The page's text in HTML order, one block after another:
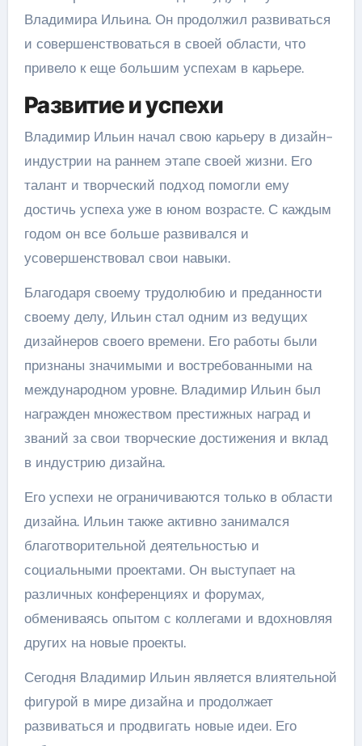
Владимира Ильина. Он продолжил развиваться
и совершенствоваться в своей области, что
привело к еще большим успехам в карьере.
Развитие и успехи
Владимир Ильин начал свою карьеру в дизайн-
индустрии на раннем этапе своей жизни. Его
талант и творческий подход помогли ему
достичь успеха уже в юном возрасте. С каждым
годом он все больше развивался и
усовершенствовал свои навыки.
Благодаря своему трудолюбию и преданности
своему делу, Ильин стал одним из ведущих
дизайнеров своего времени. Его работы были
признаны значимыми и востребованными на
международном уровне. Владимир Ильин был
награжден множеством престижных наград и
званий за свои творческие достижения и вклад
в индустрию дизайна.
Его успехи не ограничиваются только в области
дизайна. Ильин также активно занимался
благотворительной деятельностью и
социальными проектами. Он выступает на
различных конференциях и форумах,
обмениваясь опытом с коллегами и вдохновляя
других на новые проекты.
Сегодня Владимир Ильин является влиятельной
фигурой в мире дизайна и продолжает
развиваться и продвигать новые идеи. Его